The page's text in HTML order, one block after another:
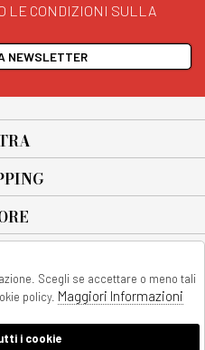
LE CONDIZIONI SULLA
NEWSLETTER
Vittorio Emanuele 90/A - 80053
Scegli se accettare o meno tali
policy. Maggiori Informazioni
i cookie